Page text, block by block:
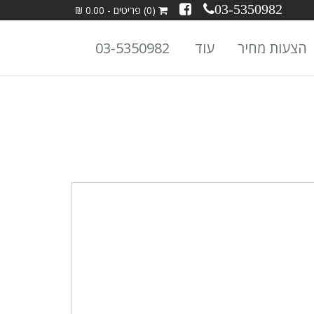
03-5350982 (0) פריטים - 0.00 ₪
הצעות מחיר עוד 03-5350982